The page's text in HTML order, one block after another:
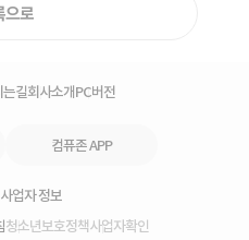
으로
길회사소개PC버전
컴퓨존 APP
업자 정보
청소년보호정책사업자확인